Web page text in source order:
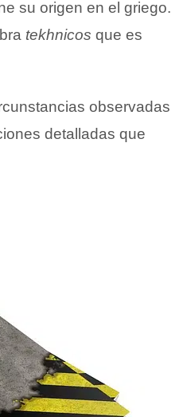
su origen en el griego.
tekhnicos que es
observadas
detalladas que